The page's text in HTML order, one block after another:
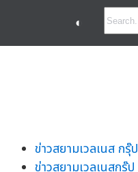
◐
ข่าวสยามเวลเนส กรุ๊ป
ข่าวสยามเวลเนสกรุ๊ป